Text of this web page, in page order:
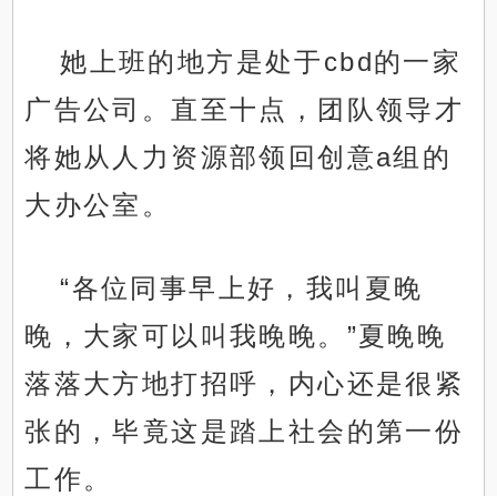
她上班的地方是处于cbd的一家
广告公司。直至十点，团队领导才
将她从人力资源部领回创意a组的
大办公室。
“各位同事早上好，我叫夏晚
晚，大家可以叫我晚晚。”夏晚晚
落落大方地打招呼，内心还是很紧
张的，毕竟这是踏上社会的第一份
工作。